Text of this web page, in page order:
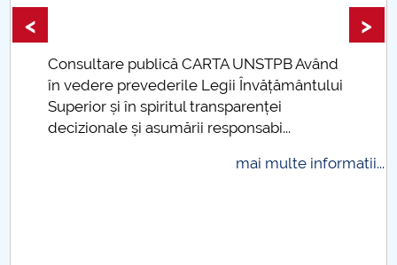
Comisie de etica unversitară
Accesibilitate pentru studenții cu dizabilități
Raportul Conducerii Centrului Universitar Pitești
privind implementarea Planului Operațional 2020-
Consultare publică CARTA UNSTPB Având
în vedere prevederile Legii Învățământului
Superior și în spiritul transparenței
decizionale și asumării responsabi...
mai multe informatii...
< >